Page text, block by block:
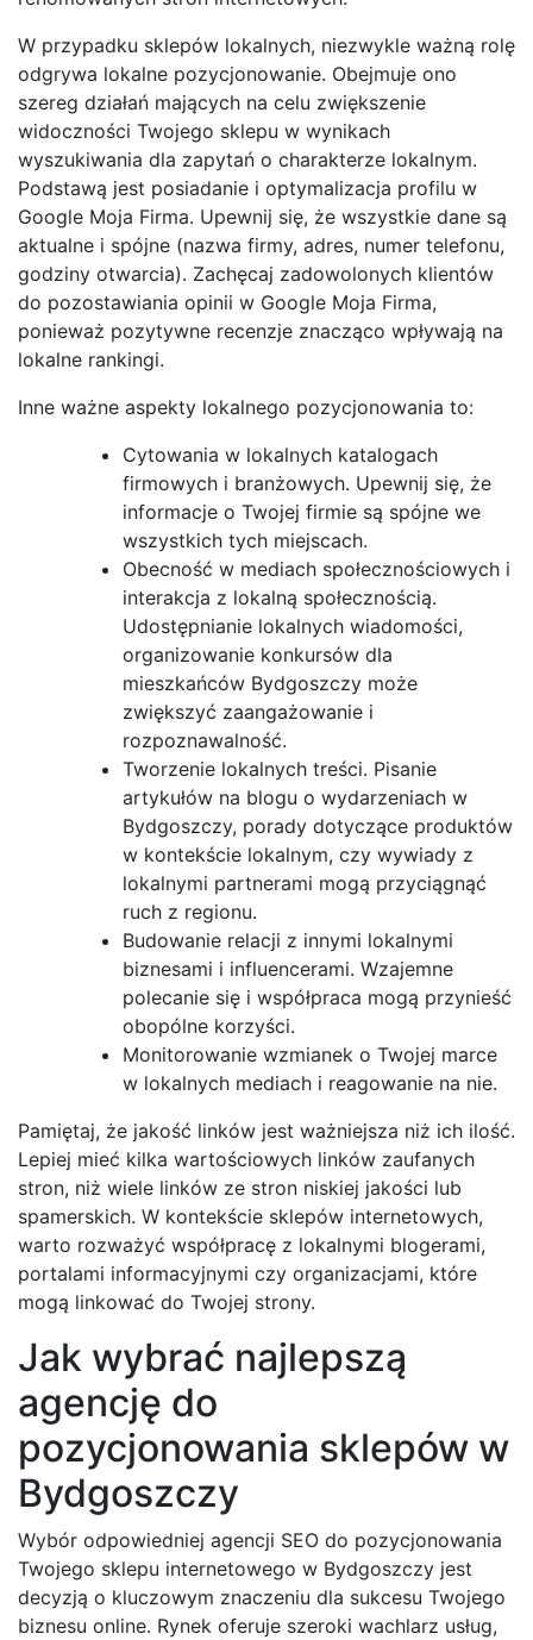
W przypadku sklepów lokalnych, niezwykle ważną rolę
odgrywa lokalne pozycjonowanie. Obejmuje ono
szereg działań mających na celu zwiększenie
widoczności Twojego sklepu w wynikach
wyszukiwania dla zapytań o charakterze lokalnym.
Podstawą jest posiadanie i optymalizacja profilu w
Google Moja Firma. Upewnij się, że wszystkie dane są
aktualne i spójne (nazwa firmy, adres, numer telefonu,
godziny otwarcia). Zachęcaj zadowolonych klientów
do pozostawiania opinii w Google Moja Firma,
ponieważ pozytywne recenzje znacząco wpływają na
lokalne rankingi.
Inne ważne aspekty lokalnego pozycjonowania to:
Cytowania w lokalnych katalogach
firmowych i branżowych. Upewnij się, że
informacje o Twojej firmie są spójne we
wszystkich tych miejscach.
Obecność w mediach społecznościowych i
interakcja z lokalną społecznością.
Udostępnianie lokalnych wiadomości,
organizowanie konkursów dla
mieszkańców Bydgoszczy może
zwiększyć zaangażowanie i
rozpoznawalność.
Tworzenie lokalnych treści. Pisanie
artykułów na blogu o wydarzeniach w
Bydgoszczy, porady dotyczące produktów
w kontekście lokalnym, czy wywiady z
lokalnymi partnerami mogą przyciągnąć
ruch z regionu.
Budowanie relacji z innymi lokalnymi
biznesami i influencerami. Wzajemne
polecanie się i współpraca mogą przynieść
obopólne korzyści.
Monitorowanie wzmianek o Twojej marce
w lokalnych mediach i reagowanie na nie.
Pamiętaj, że jakość linków jest ważniejsza niż ich ilość.
Lepiej mieć kilka wartościowych linków zaufanych
stron, niż wiele linków ze stron niskiej jakości lub
spamerskich. W kontekście sklepów internetowych,
warto rozważyć współpracę z lokalnymi blogerami,
portalami informacyjnymi czy organizacjami, które
mogą linkować do Twojej strony.
Jak wybrać najlepszą
agencję do
pozycjonowania sklepów w
Bydgoszczy
Wybór odpowiedniej agencji SEO do pozycjonowania
Twojego sklepu internetowego w Bydgoszczy jest
decyzją o kluczowym znaczeniu dla sukcesu Twojego
biznesu online. Rynek oferuje szeroki wachlarz usług,